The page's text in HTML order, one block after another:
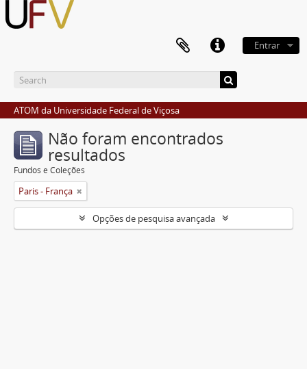
Entrar
ATOM da Universidade Federal de Viçosa
Não foram encontrados
resultados
Fundos e Coleções
Paris - França
Opções de pesquisa avançada